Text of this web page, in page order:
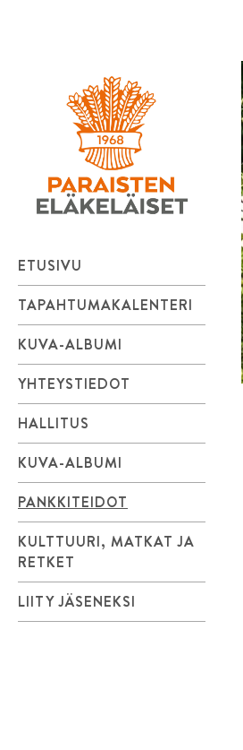
Paraisten
Eläkeläiset
ry
ETUSIVU
TAPAHTUMAKALENTERI
KUVA-ALBUMI
YHTEYSTIEDOT
HALLITUS
KUVA-ALBUMI
PANKKITEIDOT
KULTTUURI, MATKAT JA
RETKET
LIITY JÄSENEKSI